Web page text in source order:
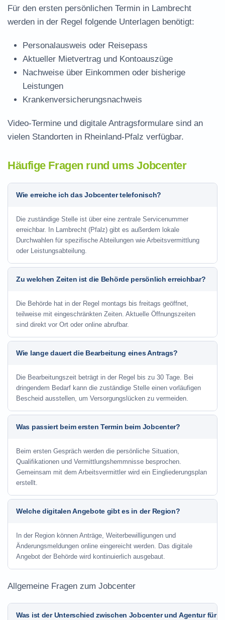
Für den ersten persönlichen Termin in Lambrecht
werden in der Regel folgende Unterlagen benötigt:
Personalausweis oder Reisepass
Aktueller Mietvertrag und Kontoauszüge
Nachweise über Einkommen oder bisherige
Leistungen
Krankenversicherungsnachweis
Video-Termine und digitale Antragsformulare sind an
vielen Standorten in Rheinland-Pfalz verfügbar.
Häufige Fragen rund ums Jobcenter
Wie erreiche ich das Jobcenter telefonisch?
Die zuständige Stelle ist über eine zentrale Servicenummer
erreichbar. In Lambrecht (Pfalz) gibt es außerdem lokale
Durchwahlen für spezifische Abteilungen wie Arbeitsvermittlung
oder Leistungsabteilung.
Zu welchen Zeiten ist die Behörde persönlich erreichbar?
Die Behörde hat in der Regel montags bis freitags geöffnet,
teilweise mit eingeschränkten Zeiten. Aktuelle Öffnungszeiten
sind direkt vor Ort oder online abrufbar.
Wie lange dauert die Bearbeitung eines Antrags?
Die Bearbeitungszeit beträgt in der Regel bis zu 30 Tage. Bei
dringendem Bedarf kann die zuständige Stelle einen vorläufigen
Bescheid ausstellen, um Versorgungslücken zu vermeiden.
Was passiert beim ersten Termin beim Jobcenter?
Beim ersten Gespräch werden die persönliche Situation,
Qualifikationen und Vermittlungshemmnisse besprochen.
Gemeinsam mit dem Arbeitsvermittler wird ein Eingliederungsplan
erstellt.
Welche digitalen Angebote gibt es in der Region?
In der Region können Anträge, Weiterbewilligungen und
Änderungsmeldungen online eingereicht werden. Das digitale
Angebot der Behörde wird kontinuierlich ausgebaut.
Allgemeine Fragen zum Jobcenter
Was ist der Unterschied zwischen Jobcenter und Agentur für